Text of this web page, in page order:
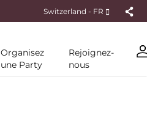
Switzerland - FR
Organisez
une Party
Rejoignez-
nous